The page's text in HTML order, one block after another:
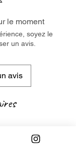
le moment
soyez le
un avis.
avis